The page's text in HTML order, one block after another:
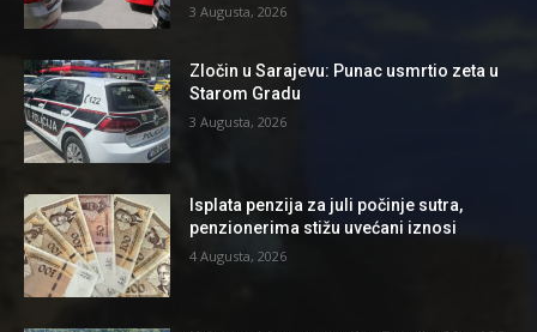
3 Augusta, 2026
Zločin u Sarajevu: Punac usmrtio zeta u
Starom Gradu
3 Augusta, 2026
Isplata penzija za juli počinje sutra,
penzionerima stižu uvećani iznosi
4 Augusta, 2026